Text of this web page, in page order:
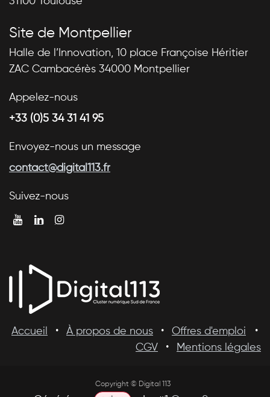
Site de Montpellier
Halle de l’Innovation, 10 place Françoise Héritier
ZAC Cambacérès 34000 Montpellier
Appelez-nous
+33 (0)5 34 31 41 95
Envoyez-nous un message
contact@digital113.fr
Suivez-nous
Accueil • À propos de nous • Offres d'emploi •
CGV
• Mentions légales
Copyright © Digital 113